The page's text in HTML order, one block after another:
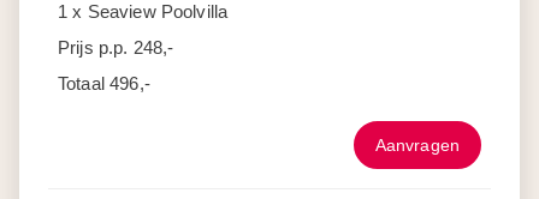
1 x Seaview Poolvilla
Prijs p.p. 248,-
Totaal496,-
Aanvragen